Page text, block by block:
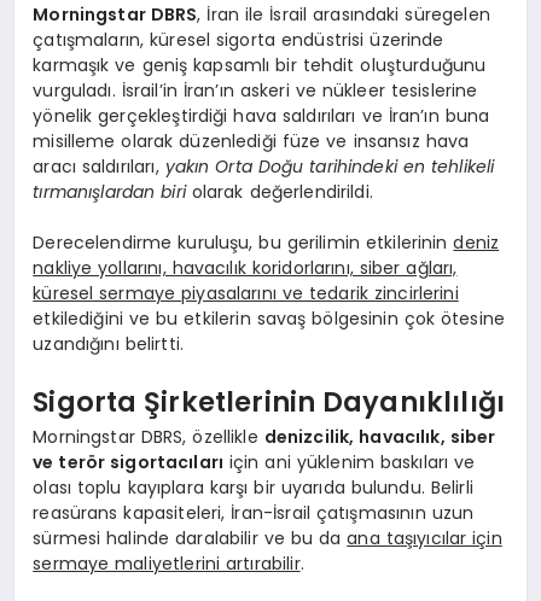
Morningstar DBRS, İran ile İsrail arasındaki süregelen
çatışmaların, küresel sigorta endüstrisi üzerinde
karmaşık ve geniş kapsamlı bir tehdit oluşturduğunu
vurguladı. İsrail’in İran’ın askeri ve nükleer tesislerine
yönelik gerçekleştirdiği hava saldırıları ve İran’ın buna
misilleme olarak düzenlediği füze ve insansız hava
aracı saldırıları, yakın Orta Doğu tarihindeki en tehlikeli
tırmanışlardan biriolarak değerlendirildi.
Derecelendirme kuruluşu, bu gerilimin etkilerinindeniz
nakliye yollarını, havacılık koridorlarını, siber ağları,
küresel sermaye piyasalarını ve tedarik zincirlerini
etkilediğini ve bu etkilerin savaş bölgesinin çok ötesine
uzandığını belirtti.
Sigorta Şirketlerinin Dayanıklılığı
Morningstar DBRS, özellikle denizcilik, havacılık, siber
ve terör sigortacıları için ani yüklenim baskıları ve
olası toplu kayıplara karşı bir uyarıda bulundu. Belirli
reasürans kapasiteleri, İran-İsrail çatışmasının uzun
sürmesi halinde daralabilir ve bu daana taşıyıcılar için
sermaye maliyetlerini artırabilir.